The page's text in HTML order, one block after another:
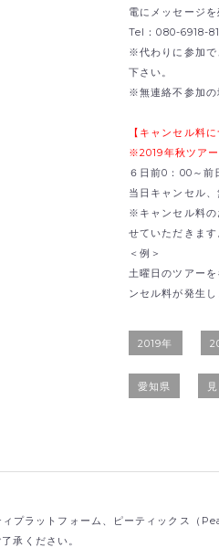
電にメッセージを
Tel：080-6918-
※代わりに参加で
下さい。
※無連絡不参加の
【キャンセル料に
※2019年秋ツアー
６日前0：00～前
当日キャンセル
※キャンセル料の
せていただきます
＜例＞
土曜日のツアー
ンセル料が発生し
2019年
愛知県
プラットフォーム、ピーティックス（
承ください。